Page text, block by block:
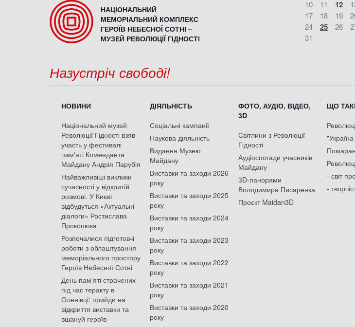
НАЦІОНАЛЬНИЙ
МЕМОРІАЛЬНИЙ КОМПЛЕКС
ГЕРОЇВ НЕБЕСНОЇ СОТНІ –
МУЗЕЙ РЕВОЛЮЦІЇ ГІДНОСТІ
10
11 12
17
18 19
24
25 26
31
Назустріч свободі!
НОВИНИ
Національний музей
Революції Гідності взяв
участь у фестивалі
пам'яті Коменданта
Майдану Андрія Парубія
Найважливіші виклики
сучасності у відкритій
розмові. У Києві
відбудуться «Актуальні
діалоги» Ростислава
Прокопюка
Розпочалися підготовчі
роботи з облаштування
меморіального простору
Героїв Небесної Сотні
День памʼяті страчених
під час теракту в
Оленівці: прийди на
відкриття виставки та
вшануй героїв
ДІЯЛЬНІСТЬ
Соціальні кампанії
Наукова діяльність
Видання Музею
Майдану
Виставки та заходи 2026
року
Виставки та заходи 2025
року
Виставки та заходи 2024
року
Виставки та заходи 2023
року
Виставки та заходи 2022
року
Виставки та заходи 2021
року
Виставки та заходи 2020
року
ФОТО, АУДІО, ВІДЕО,
3D
Світлини з Революції
Гідності
Аудіоспогади учасників
Майдану
3D-панорами
Володимира Писаренка
Проєкт Maidan3D
ЩО
- світ
-